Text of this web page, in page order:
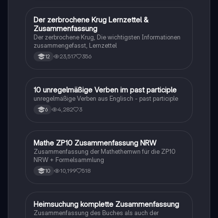
Deutsch
Der zerbrochene Krug Lernzettel &
Zusammenfassung
Der zerbrochene Krug, Die wichtigsten Informationen
zusammengefasst, Lernzettel
12 23,517 356
1 Englisch
10 unregelmäßige Verben im past participle
unregelmäßige Verben aus Englisch - past participle
6 4,282 3
Mathe
Mathe ZP10 Zusammenfassung NRW
Zusammenfassung der Mathethemwn für die ZP10
NRW + Formelsammlung
10 10,199 518
Deutsch
Heimsuchung komplette Zusammenfassung
Zusammenfassung des Buches als auch der